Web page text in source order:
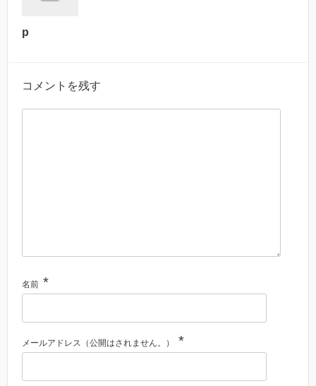
p
コメントを残す
名前 *
メールアドレス（公開はされません。） *